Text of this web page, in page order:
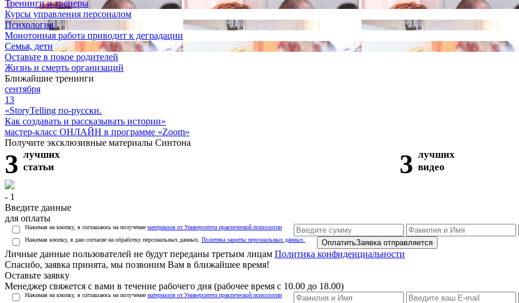
Тренинги и тренеры
Курсы управления персоналом
Психология
Монотонная работа приводит к деградации
Семья, дети
Оставьте в покое родителей
Жизнь и смерть организаций
Ближайшие тренинги
сентября
13
«StoryTelling по-русски.
Как создавать и рассказывать истории»
мастер-класс ОНЛАЙН в программе «Zoom»
Получите эксклюзивные материалы Синтона
3 лучших
статьи
3 лучших
видео
- 1
Введите данные
для оплаты
Нажимая на кнопку, я соглашаюсь на получение материалов от Университета практической психологии
Нажимая кнопку, я даю согласие на обработку персональных данных. Политика защиты персональных данных. ОплатитьЗаявка отправляется
Личные данные пользователей не будут переданы третьим лицам Политика конфиденциальности
Спасибо, заявка принята, мы позвоним Вам в ближайшее время!
Оставьте заявку
Менеджер свяжется с вами в течение рабочего дня (рабочее время с 10.00 до 18.00)
Нажимая на кнопку, я соглашаюсь на получение материалов от Университета практической психологии